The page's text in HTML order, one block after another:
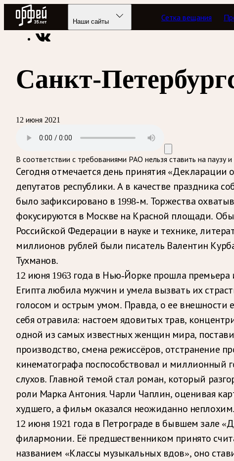
Радио Орфей
Наши сайты Сетка вещания
Радио классической музыки «Орфей» Подкасты Этот день
Санкт-
12 июня 2021
В соответствии с требованиями РАО нельзя ставить на паузу
Сегодня отмечается день принятия «Декларации
депутатов республики. А в качестве праздника
было зафиксировано в 1998-м. Торжества
фокусируются в Москве на Красной площади.
Российской Федерации в науке и технике,
миллионов рублей были писатель Валентин
Тухманов.
12 июня 1963 года в Нью-Йорке прошла премьера
Египта любила мужчин и умела вызвать их
голосом и острым умом. Правда, о ее внешности
себя отравила: настоем ядовитых трав,
одной из самых известных женщин мира,
производство, смена режиссёров, отстранение
кинематографа поспособствовал и миллионный
слухов. Главной темой стал роман, который
роли Марка Антония. Чарли Чаплин, оценивая
худшего, а фильм оказался неожиданно неплохим.
12 июня 1921 года в Петрограде в бывшем зале
филармонии. Её предшественником принято
названием «Классы музыкальных вдов», оно